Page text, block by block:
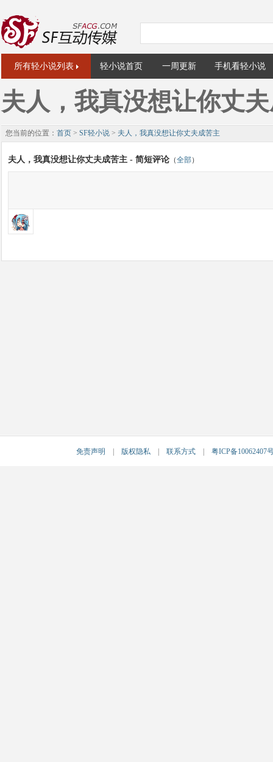
所有轻小说列表 轻小说首页 一周更新 手机看轻小说
夫人，我真没想让你丈
您当前的位置： 首页 > SF轻小说 > 夫人，我真没想让你丈夫成苦主
夫人，我真没想让你丈夫成苦主 - 简短评论 （全部）
免责声明 版权隐私 联系方式 粤ICP备10062407